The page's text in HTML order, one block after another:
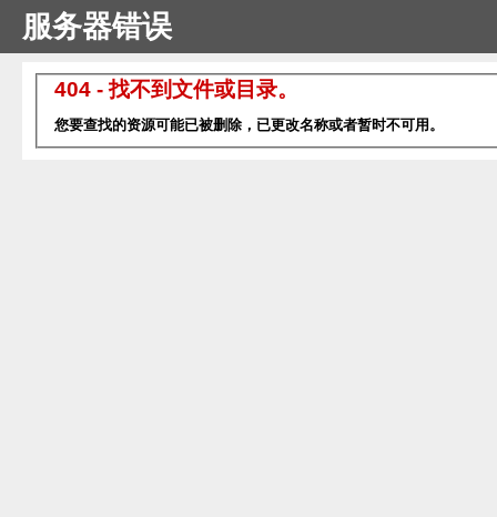
服务器错误
404 - 找不到文件或目录。
您要查找的资源可能已被删除，已更改名称或者暂时不可用。